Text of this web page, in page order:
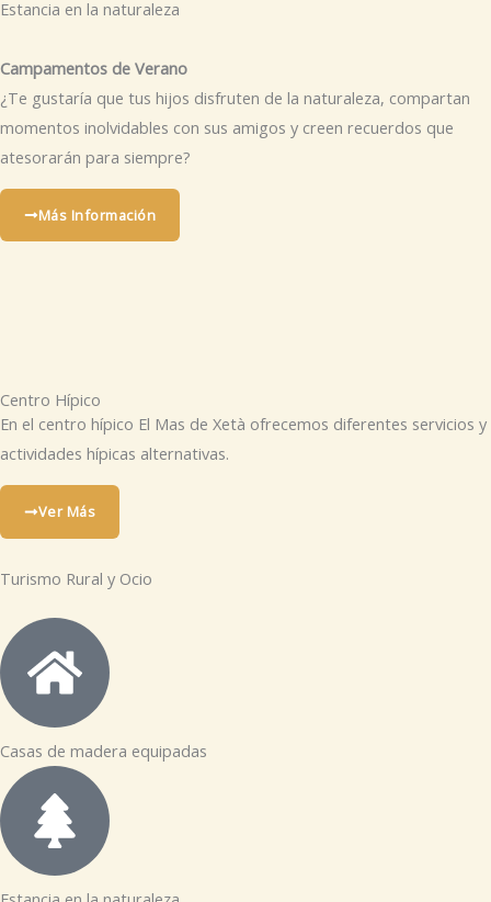
Estancia en la naturaleza
Campamentos de Verano
¿Te gustaría que tus hijos disfruten de la naturaleza, compartan
momentos inolvidables con sus amigos y creen recuerdos que
atesorarán para siempre?
Más Información
Centro Hípico
En el centro hípico El Mas de Xetà ofrecemos diferentes servicios y
actividades hípicas alternativas.
Ver Más
Turismo Rural y Ocio
Casas de madera equipadas